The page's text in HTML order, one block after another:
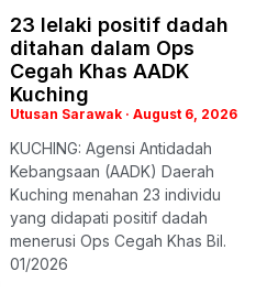
23 lelaki positif dadah
ditahan dalam Ops
Cegah Khas AADK
Kuching
Utusan Sarawak August 6, 2026
KUCHING: Agensi Antidadah
Kebangsaan (AADK) Daerah
Kuching menahan 23 individu
yang didapati positif dadah
menerusi Ops Cegah Khas Bil.
01/2026